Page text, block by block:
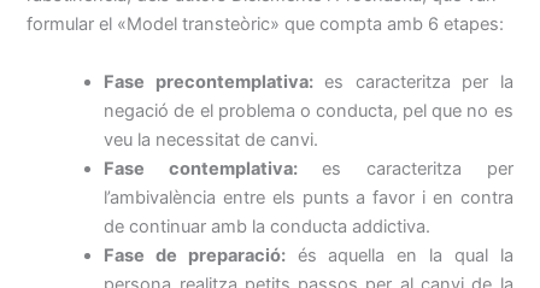
formular el «Model transteòric» que compta amb 6 etapes:
Fase precontemplativa:es caracteritza per la
negació de el problema o conducta, pel que no es
veu la necessitat de canvi.
Fase contemplativa:es caracteritza per
l’ambivalència entre els punts a favor i en contra
de continuar amb la conducta addictiva.
Fase de preparació:és aquella en la qual la